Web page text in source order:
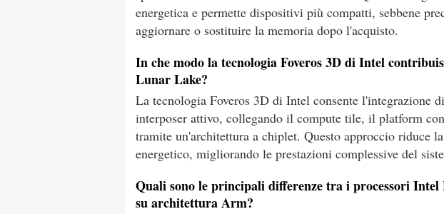
energetica e permette dispositivi più compatti, sebbene
aggiornare o sostituire la memoria dopo l'acquisto.
In che modo la tecnologia Foveros 3D di Intel
Lunar Lake?
La tecnologia Foveros 3D di Intel consente l'integrazione
interposer attivo, collegando il compute tile, il platform
tramite un'architettura a chiplet. Questo approccio riduce
energetico, migliorando le prestazioni complessive del
Quali sono le principali differenze tra i processori
su architettura Arm?